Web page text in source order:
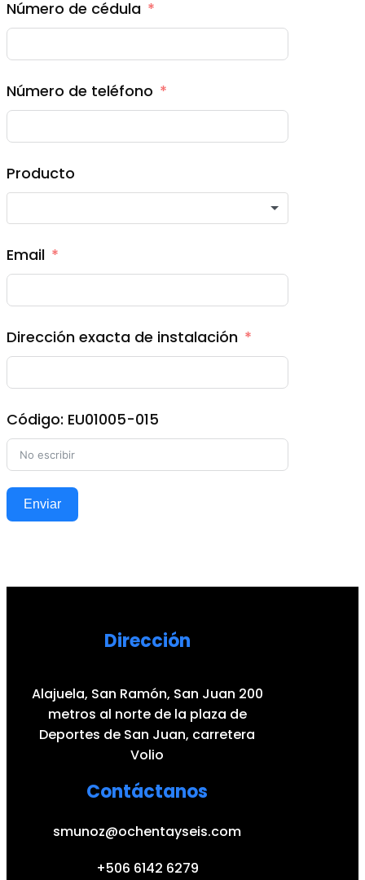
Número de cédula
Número de teléfono
Producto
Email
Dirección exacta de instalación
Código: EU01005-015
Enviar
Dirección
Alajuela, San Ramón, San Juan 200
metros al norte de la plaza de
Deportes de San Juan, carretera
Volio
Contáctanos
smunoz@ochentayseis.com
+506 6142 6279